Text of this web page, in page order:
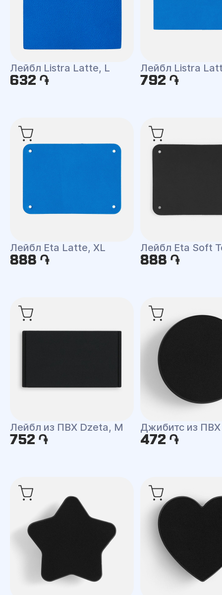
Лейбл Listra Latte, L
632 ֏
Лейбл Listra
792 ֏
Лейбл Eta Latte, XL
888 ֏
Лейбл Eta Soft
888 ֏
Лейбл из ПВХ Dzeta, M
752 ֏
Джибитс из ПВХ
472 ֏